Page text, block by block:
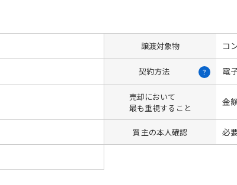
譲渡対象物 コ
契約方法 ? 電
売却において
最も重視すること
金
買主の本人確認 必